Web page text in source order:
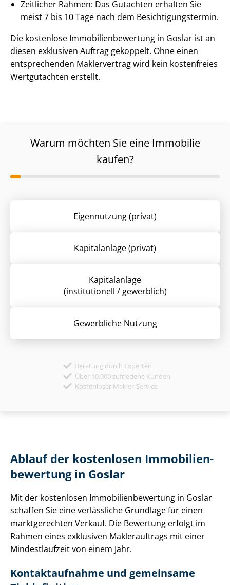
Zeitlicher Rahmen: Das Gutachten erhalten Sie
meist 7 bis 10 Tage nach dem Be­sich­ti­gungs­ter­min.
Die kostenlose Im­mo­bi­li­en­be­wer­tung in Goslar ist an
diesen exklusiven Auftrag gekoppelt. Ohne einen
entsprechenden Maklervertrag wird kein kostenfreies
Wertgutachten erstellt.
Warum möchten Sie eine Immobilie
kaufen?
Eigennutzung (privat)
Kapitalanlage (privat)
Kapitalanlage
(institutionell / gewerblich)
Gewerbliche Nutzung
Beratung durch Experten
Über 10.000 zufriedene Kunden
Kostenloser Makler-Service
Ablauf der kostenlosen Im­mo­bi­li­en­
be­wer­tung in Goslar
Mit der kostenlosen Im­mo­bi­li­en­be­wer­tung in Goslar
schaffen Sie eine verlässliche Grundlage für einen
marktgerechten Verkauf. Die Bewertung erfolgt im
Rahmen eines exklusiven Maklerauftrags mit einer
Mindestlaufzeit von einem Jahr.
Kontaktaufnahme und gemeinsame